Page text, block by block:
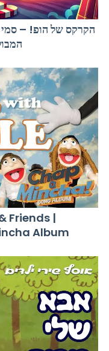
הקרקס של הופ! – סמי
Friends |
Album